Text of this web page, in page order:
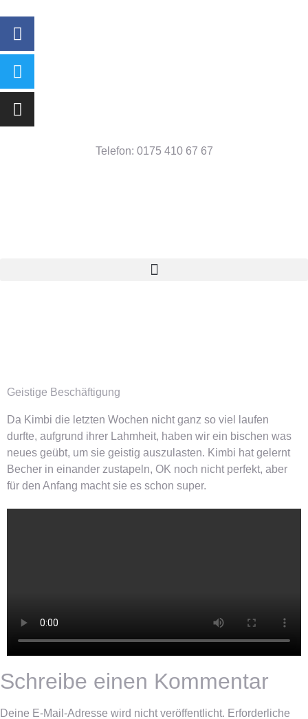
Telefon: 0175 410 67 67
Geistige Beschäftigung
Da Kimbi die letzten Wochen nicht ganz so viel laufen
durfte, aufgrund ihrer Lahmheit, haben wir ein bischen was
neues geübt, um sie geistig auszulasten. Kimbi hat gelernt
Becher in einander zustapeln, OK noch nicht perfekt, aber
für den Anfang macht sie es schon super.
Schreibe einen Kommentar
Deine E-Mail-Adresse wird nicht veröffentlicht. Erforderliche